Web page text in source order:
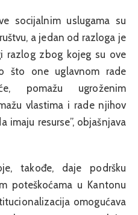
socijalnim uslugama su
a jedan od razloga je
razlog zbog kojeg su ove
što one uglavnom rade
pomažu ugroženim
vlastima i rade njihov
imaju resurse”, objašnjava
takođe, daje podršku
poteškoćama u Kantonu
omogućava